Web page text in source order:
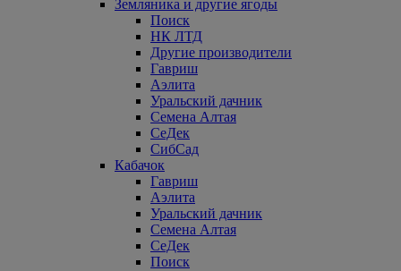
Земляника и другие ягоды
Поиск
НК ЛТД
Другие производители
Гавриш
Аэлита
Уральский дачник
Семена Алтая
СеДек
СибСад
Кабачок
Гавриш
Аэлита
Уральский дачник
Семена Алтая
СеДек
Поиск